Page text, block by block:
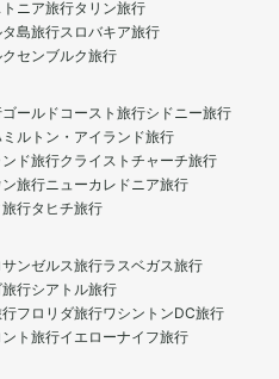
トニア旅行タリン旅行
タ島旅行スロバキア旅行
クセンブルク旅行
ゴールドコースト旅行シドニー旅行
ルトン・アイランド旅行
ド旅行クライストチャーチ旅行
旅行ニューカレドニア旅行
行タヒチ旅行
サンゼルス旅行ラスベガス旅行
旅行シアトル旅行
フロリダ旅行ワシントンDC旅行
ント旅行イエローナイフ旅行